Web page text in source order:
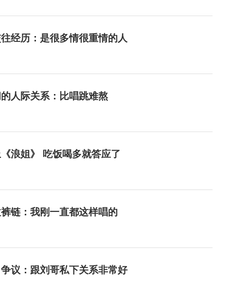
经历：是很多情很重情的人
人际关系：比唱跳难熬
浪姐》 吃饭喝多就答应了
链：我刚一直都这样唱的
议：跟刘哥私下关系非常好